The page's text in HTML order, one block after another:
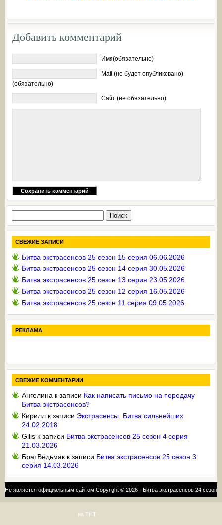
Добавить комментарий
Имя(обязательно)
Mail (не будет опубликовано)
(обязательно)
Сайт (не обязательно)
СВЕЖИЕ ЗАПИСИ
Битва экстрасенсов 25 сезон 15 серия 06.06.2026
Битва экстрасенсов 25 сезон 14 серия 30.05.2026
Битва экстрасенсов 25 сезон 13 серия 23.05.2026
Битва экстрасенсов 25 сезон 12 серия 16.05.2026
Битва экстрасенсов 25 сезон 11 серия 09.05.2026
РЕКЛАМА
СВЕЖИЕ КОММЕНТАРИИ
Ангелина к записи Как написать письмо на передачу
Битва экстрасенсов?
Кирилл к записи Экстрасенсы. Битва сильнейших
24.02.2018
Gilis к записи Битва экстрасенсов 25 сезон 4 серия
21.03.2026
БратВедьмак к записи Битва экстрасенсов 25 сезон 3
серия 14.03.2026
Не является официальным сайтом Copyright © 2026 · Битва экстрасенсов 24 сезон
на ТНТ ·